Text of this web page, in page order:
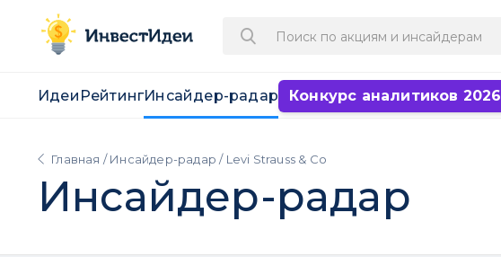
Идеи РейтингИнсайдер-радар Конкурс аналитиков 2026
Главная /Инсайдер-радар / Levi Strauss & Cо
Инсайдер-радар